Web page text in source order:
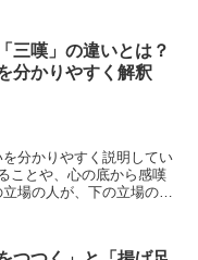
三嘆」の違いとは？
分かりやすく解釈
分かりやすく説明してい
ことや、心の底から感嘆
場の人が、下の立場の人